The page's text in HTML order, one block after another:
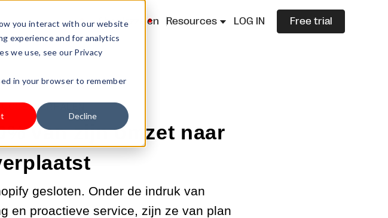
you interact with our website
experience and for analytics
we use, see our Privacy
in your browser to remember
Decline
Shoplazza.cn Resources LOG IN Free trial
SUCCESVERHALEN
van zijn omzet naar
gesloten. Onder de indruk van
en proactieve service, zijn ze van plan